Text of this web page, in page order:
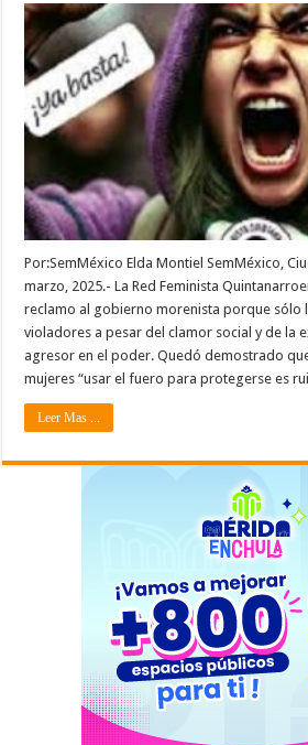
Por:SemMéxico Elda Montiel SemMéxico,
marzo, 2025.- La Red Feminista
reclamo al gobierno morenista porque sólo
violadores a pesar del clamor social y de la
agresor en el poder. Quedó demostrado
mujeres “usar el fuero para protegerse es
Leer Mas ...